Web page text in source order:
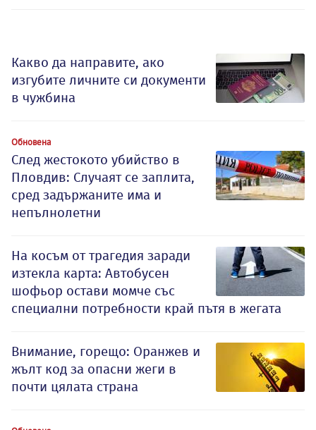
Какво да направите, ако
изгубите личните си документи
в чужбина
Обновена
След жестокото убийство в
Пловдив: Случаят се заплита,
сред задържаните има и
непълнолетни
На косъм от трагедия заради
изтекла карта: Автобусен
шофьор остави момче със
специални потребности край пътя в жегата
Внимание, горещо: Оранжев и
жълт код за опасни жеги в
почти цялата страна